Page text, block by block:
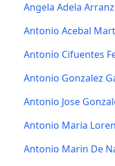
Angela Adela
Antonio Acebal
Antonio Cifuentes
Antonio Gonzalez
Antonio Jose
Antonio Maria
Antonio Marin De